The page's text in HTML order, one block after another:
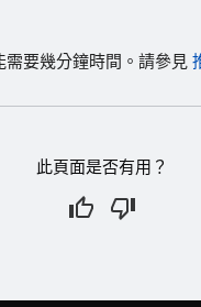
需要幾分鐘時間。請參見
此頁面是否有用？